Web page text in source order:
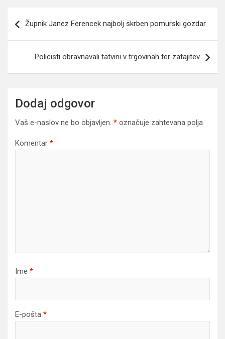
prispevka
Župnik Janez Ferencek najbolj skrben pomurski gozdar
Policisti obravnavali tatvini v trgovinah ter zatajitev
Dodaj odgovor
Vaš e-naslov ne bo objavljen. * označuje zahtevana polja
Komentar *
Ime *
E-pošta *